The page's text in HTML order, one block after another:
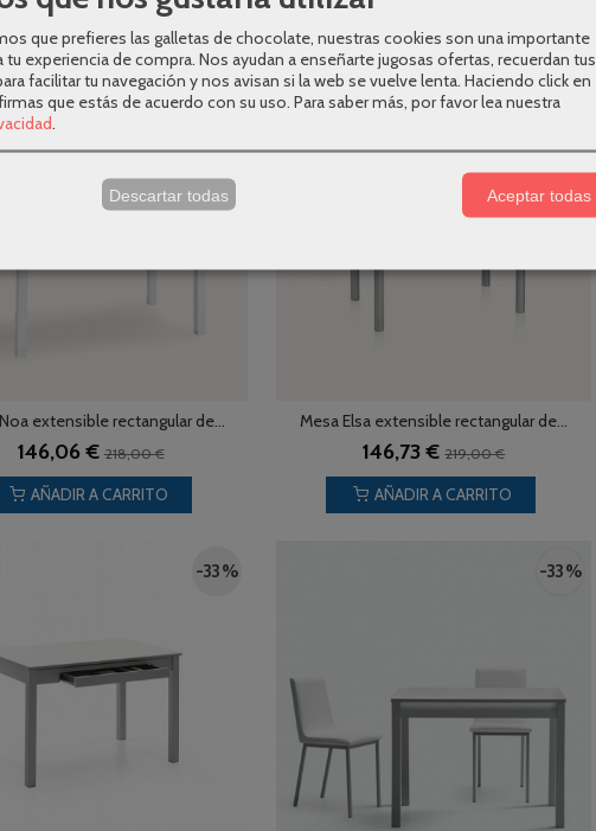
AÑADIR A CARRITO AÑADIR A CARRITO
-33 %
extensible rectangular de...
146,06 €218,00 €
AÑADIR A CARRITO
-33 %
Mesa Elsa extensible rectangular de...
146,73 €219,00 €
AÑADIR A CARRITO
-33 % -33 %
que prefieres las galletas de chocolate, nuestras cookies son una importante
experiencia de compra. Nos ayudan a enseñarte jugosas ofertas, recuerdan tus
facilitar tu navegación y nos avisan si la web se vuelve lenta. Haciendo click en
que estás de acuerdo con su uso. Para saber más, por favor lea nuestra
.
Descartar todas Aceptar todas